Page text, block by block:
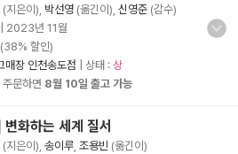
(지은이), 박선영 (옮긴이), 신영준 (감수)
2023년 11월
할인)
매장 인천송도점 | 상태 : 상
주문하면 8월 10일 출고 가능
화하는 세계 질서
(지은이), 송이루 조용빈 (옮긴이)